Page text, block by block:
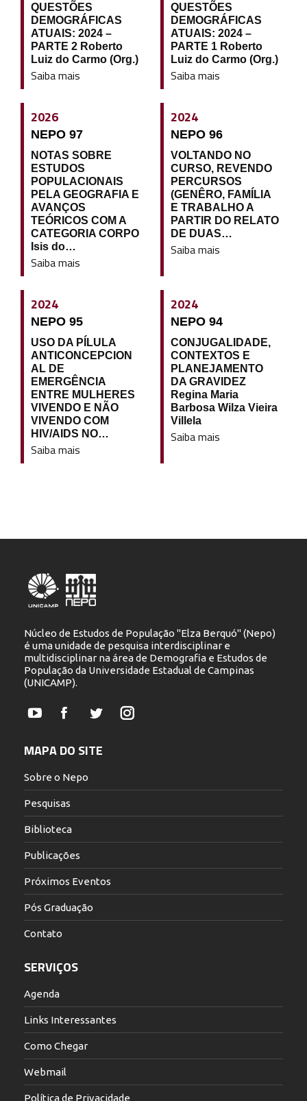
QUESTÕES
DEMOGRÁFICAS
ATUAIS: 2024 –
PARTE 2 Roberto
Luiz do Carmo (Org.)
Saiba mais
QUESTÕES
DEMOGRÁFICAS
ATUAIS: 2024 –
PARTE 1 Roberto
Luiz do Carmo (Org.)
Saiba mais
2026
NEPO 97
NOTAS SOBRE
ESTUDOS
POPULACIONAIS
PELA GEOGRAFIA E
AVANÇOS
TEÓRICOS COM A
CATEGORIA CORPO
Isis do…
Saiba mais
2024
NEPO 96
VOLTANDO NO
CURSO, REVENDO
PERCURSOS
(GENÊRO, FAMÍLIA
E TRABALHO A
PARTIR DO RELATO
DE DUAS…
Saiba mais
2024
NEPO 95
USO DA PÍLULA
ANTICONCEPCION
AL DE
EMERGÊNCIA
ENTRE MULHERES
VIVENDO E NÃO
VIVENDO COM
HIV/AIDS NO…
Saiba mais
2024
NEPO 94
CONJUGALIDADE,
CONTEXTOS E
PLANEJAMENTO
DA GRAVIDEZ
Regina Maria
Barbosa Wilza Vieira
Villela
Saiba mais
Núcleo de Estudos de População "Elza Berquó" (Nepo)
é uma unidade de pesquisa interdisciplinar e
multidisciplinar na área de Demografia e Estudos de
População da Universidade Estadual de Campinas
(UNICAMP).
YouTubeFacebookTwitterInstagram
MAPA DO SITE
Sobre o Nepo
Pesquisas
Biblioteca
Publicações
Próximos Eventos
Pós Graduação
Contato
SERVIÇOS
Agenda
Links Interessantes
Como Chegar
Webmail
Política de Privacidade